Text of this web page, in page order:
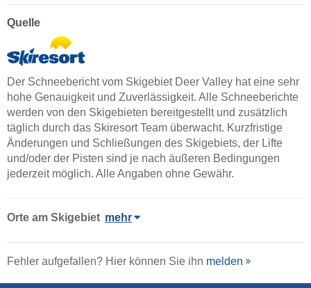
Quelle
Der Schneebericht vom Skigebiet Deer Valley hat eine sehr
hohe Genauigkeit und Zuverlässigkeit. Alle Schneeberichte
werden von den Skigebieten bereitgestellt und zusätzlich
täglich durch das Skiresort Team überwacht. Kurzfristige
Änderungen und Schließungen des Skigebiets, der Lifte
und/oder der Pisten sind je nach äußeren Bedingungen
jederzeit möglich. Alle Angaben ohne Gewähr.
Orte am Skigebiet mehr
Fehler aufgefallen? Hier können Sie ihn melden